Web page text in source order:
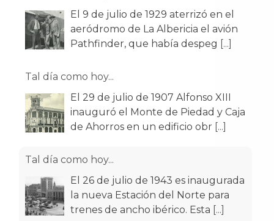
El 9 de julio de 1929 aterrizó en el
aeródromo de La Albericia el avión
Pathfinder, que había despeg [...]
Tal día como hoy...
El 29 de julio de 1907 Alfonso XIII
inauguró el Monte de Piedad y Caja
de Ahorros en un edificio obr [...]
Tal día como hoy...
El 26 de julio de 1943 es inaugurada
la nueva Estación del Norte para
trenes de ancho ibérico. Esta [...]